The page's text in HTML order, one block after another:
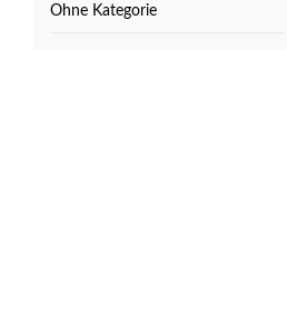
Ohne Kategorie